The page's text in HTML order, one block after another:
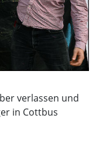
verlassen und
in Cottbus